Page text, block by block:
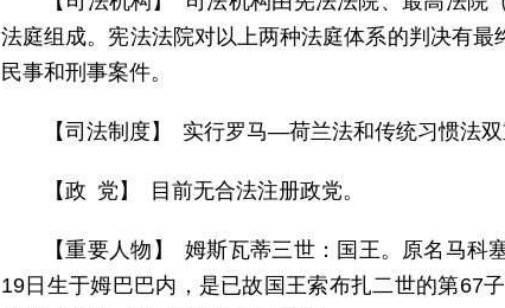
法庭组成。宪法法院对以上两种法庭体系的判决有
民事和刑事案件。
【司法制度】 实行罗马—荷兰法和传统习惯法双
【政 党】 目前无合法注册政党。
【重要人物】 姆斯瓦蒂三世：国王。原名马科
19日生于姆巴巴内，是已故国王索布扎二世的第67